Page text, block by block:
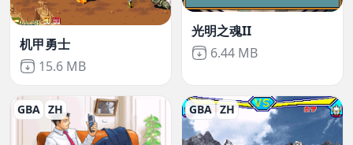
机甲勇士
Not downloaded
15.6 MB
光明之魂II
Not downloaded
6.44 MB
GBA ZH GBA ZH